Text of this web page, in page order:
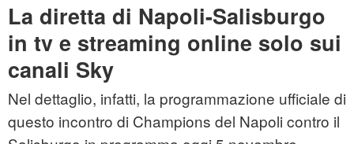
La diretta di Napoli-Salisburgo
in tv e streaming online solo sui
canali Sky
Nel dettaglio, infatti, la programmazione ufficiale di
questo incontro di Champions del Napoli contro il